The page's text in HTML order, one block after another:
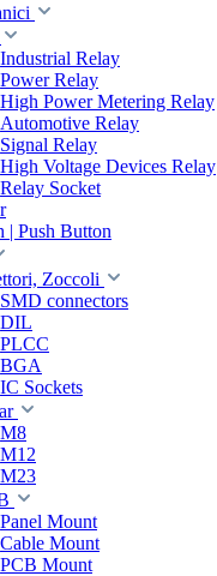
Industrial Relay
Power Relay
High Power Metering Relay
Automotive Relay
Signal Relay
High Voltage Devices Relay
Relay Socket
| Push Button
Zoccoli
SMD connectors
DIL
PLCC
BGA
IC Sockets
M8
M12
M23
Panel Mount
Cable Mount
PCB Mount